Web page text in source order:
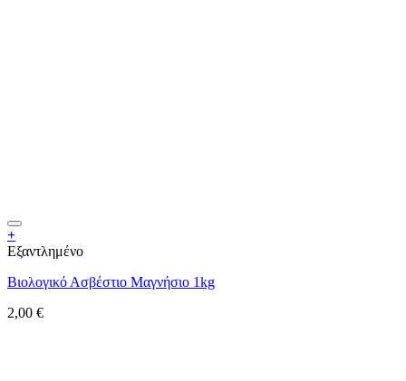
+
Εξαντλημένο
Βιολογικό Ασβέστιο Μαγνήσιο 1kg
2,00 €